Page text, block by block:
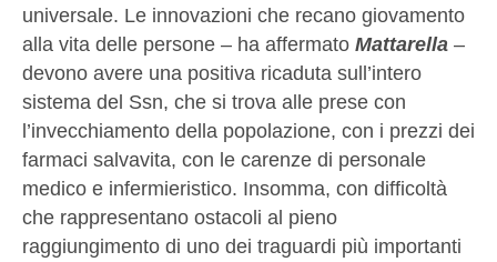
universale. Le innovazioni che recano giovamento
alla vita delle persone – ha affermato Mattarella –
devono avere una positiva ricaduta sull’intero
sistema del Ssn, che si trova alle prese con
l’invecchiamento della popolazione, con i prezzi dei
farmaci salvavita, con le carenze di personale
medico e infermieristico. Insomma, con difficoltà
che rappresentano ostacoli al pieno
raggiungimento di uno dei traguardi più importanti